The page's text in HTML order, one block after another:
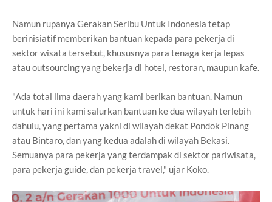
Namun rupanya Gerakan Seribu Untuk Indonesia tetap
berinisiatif memberikan bantuan kepada para pekerja di
sektor wisata tersebut, khususnya para tenaga kerja lepas
atau outsourcing yang bekerja di hotel, restoran, maupun kafe.
"Ada total lima daerah yang kami berikan bantuan. Namun
untuk hari ini kami salurkan bantuan ke dua wilayah terlebih
dahulu, yang pertama yakni di wilayah dekat Pondok Pinang
atau Bintaro, dan yang kedua adalah di wilayah Bekasi.
Semuanya para pekerja yang terdampak di sektor pariwisata,
para pekerja guide, dan pekerja travel," ujar Koko.